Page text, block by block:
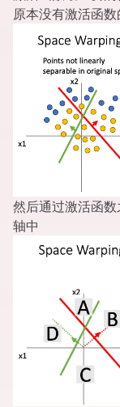
原本没有激活函数
然后通过激活函
轴中